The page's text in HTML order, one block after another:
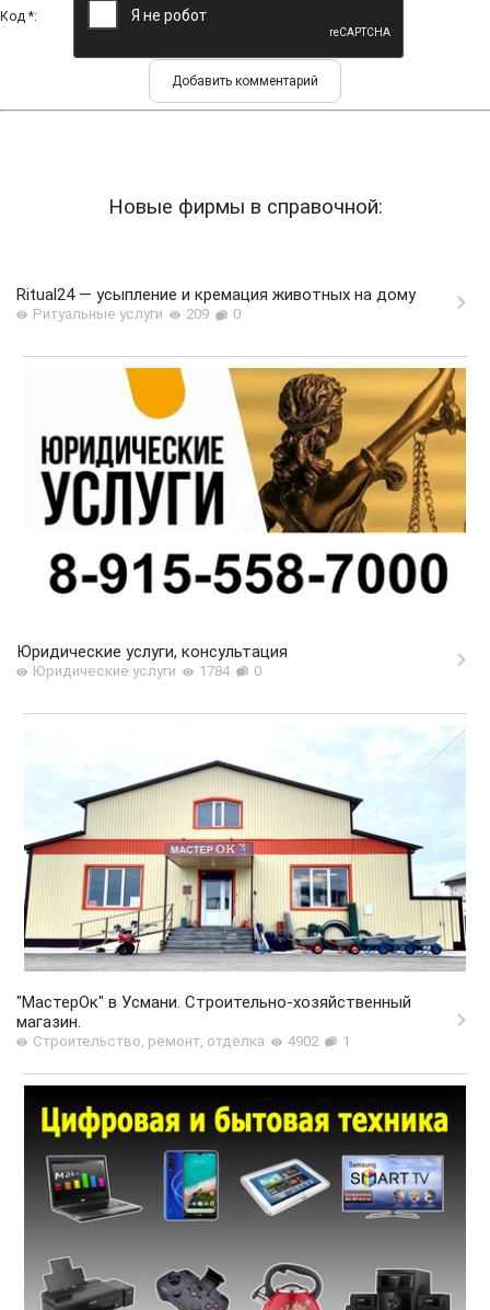
Код *:
Новые фирмы в справочной:
Ritual24 — усыпление и кремация животных на дому
Ритуальные услуги 209 0
Юридические услуги, консультация
Юридические услуги 1784 0
"МастерОк" в Усмани. Строительно-хозяйственный
магазин.
Строительство, ремонт, отделка 4902 1